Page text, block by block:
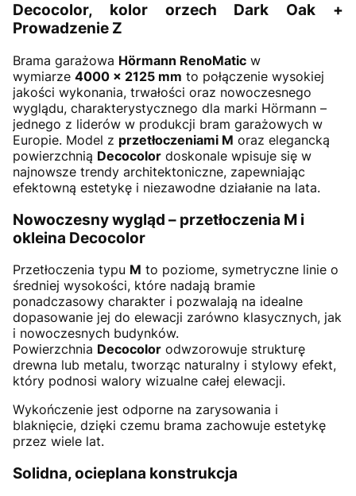
Decocolor, kolor orzech Dark Oak +
Prowadzenie Z
Brama garażowa Hörmann RenoMatic w
wymiarze 4000 × 2125 mm to połączenie wysokiej
jakości wykonania, trwałości oraz nowoczesnego
wyglądu, charakterystycznego dla marki Hörmann –
jednego z liderów w produkcji bram garażowych w
Europie. Model z przetłoczeniami M oraz elegancką
powierzchnią Decocolor doskonale wpisuje się w
najnowsze trendy architektoniczne, zapewniając
efektowną estetykę i niezawodne działanie na lata.
Nowoczesny wygląd – przetłoczenia M i
okleina Decocolor
Przetłoczenia typu M to poziome, symetryczne linie o
średniej wysokości, które nadają bramie
ponadczasowy charakter i pozwalają na idealne
dopasowanie jej do elewacji zarówno klasycznych, jak
i nowoczesnych budynków.
Powierzchnia Decocolor odwzorowuje strukturę
drewna lub metalu, tworząc naturalny i stylowy efekt,
który podnosi walory wizualne całej elewacji.
Wykończenie jest odporne na zarysowania i
blaknięcie, dzięki czemu brama zachowuje estetykę
przez wiele lat.
Solidna, ocieplana konstrukcja